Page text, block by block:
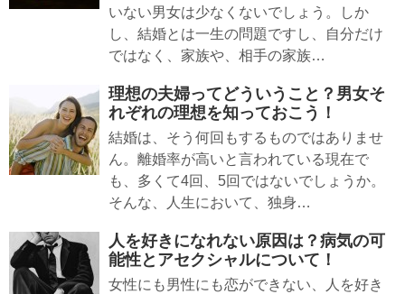
いない男女は少なくないでしょう。しか
し、結婚とは一生の問題ですし、自分だけ
ではなく、家族や、相手の家族…
理想の夫婦ってどういうこと？男女そ
れぞれの理想を知っておこう！
結婚は、そう何回もするものではありませ
ん。離婚率が高いと言われている現在で
も、多くて4回、5回ではないでしょうか。
そんな、人生において、独身…
人を好きになれない原因は？病気の可
能性とアセクシャルについて！
女性にも男性にも恋ができない、人を好き